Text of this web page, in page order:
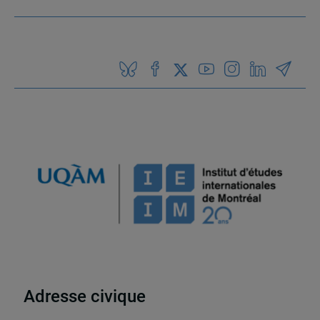
Adresse civique